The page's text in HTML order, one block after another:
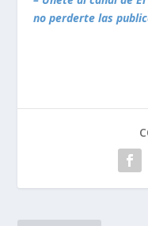
no perderte las